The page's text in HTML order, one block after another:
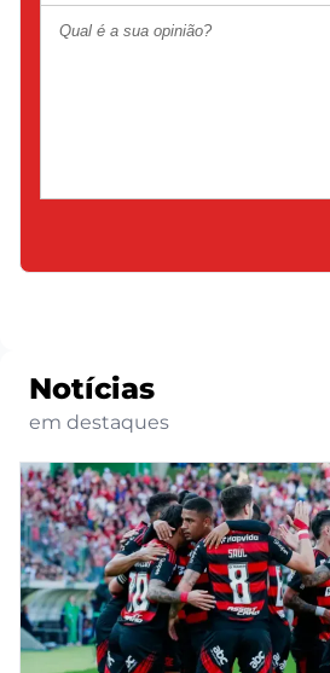
Notícias
em destaques